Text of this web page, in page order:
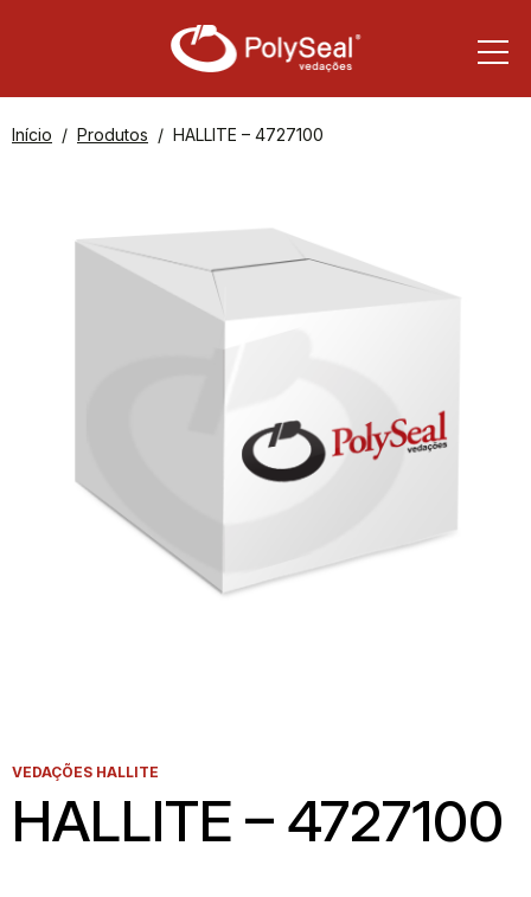
Início Produtos HALLITE – 4727100
VEDAÇÕES HALLITE
HALLITE – 4727100